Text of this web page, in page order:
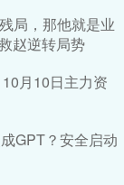
局，那他就是业
赵逆转局势
月10日主力资
GPT？安全启动